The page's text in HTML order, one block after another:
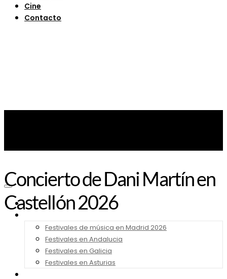
Cine
Contacto
Noticias
Festivales de música en Madrid 2026
Festivales en Andalucia
Festivales en Galicia
Festivales en Asturias
Concierto de Dani Martín en
Castellón 2026